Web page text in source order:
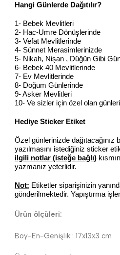
Hangi Günlerde Dağıtılır?
1- Bebek Mevlitleri
2- Hac-Umre Dönüşlerinde
3- Vefat Mevlitlerinde
4- Sünnet Merasimlerinizde
5- Nikah, Nişan , Düğün Gibi
6- Bebek 40 Mevlitlerinde
7- Ev Mevlitlerinde
8- Doğum Günlerinde
9- Asker Mevlitleri
10- Ve sizler için özel olan
Hediye Sticker Etiket
Özel günlerinizde dağıtacağınız
yazılmasını istediğiniz sticker
ilgili notlar (isteğe bağlı)
yazmanız yeterlidir.
Not: Etiketler siparişinizin
gönderilmektedir. Yapıştırma
Ürün ölçüleri:
Boy-En-Genişlik : 17x13x3 cm